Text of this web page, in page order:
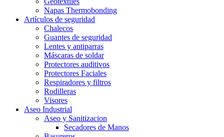
Napas Thermobonding
Artículos de seguridad
Chalecos
Guantes de seguridad
Lentes y antiparras
Máscaras de soldar
Protectores auditivos
Protectores Faciales
Respiradores y filtros
Rodilleras
Visores
Aseo Industrial
Aseo y Sanitizacion
Secadores de Manos